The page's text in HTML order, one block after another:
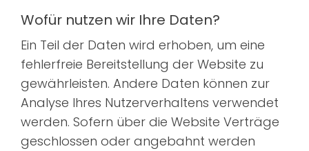
Wofür nutzen wir Ihre Daten?
Ein Teil der Daten wird erhoben, um eine
fehlerfreie Bereitstellung der Website zu
gewährleisten. Andere Daten können zur
Analyse Ihres Nutzerverhaltens verwendet
werden. Sofern über die Website Verträge
geschlossen oder angebahnt werden